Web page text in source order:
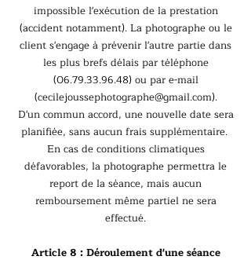
impossible l'exécution de la prestation
(accident notamment). La photographe ou le
client s'engage à prévenir l'autre partie dans
les plus brefs délais par téléphone
(06.79.33.96.48)ou par e-mail
(cecilejoussephotographe@gmail.com).
D'un commun accord, une nouvelle date sera
planifiée, sans aucun frais supplémentaire.
En cas de conditions climatiques
défavorables, la photographe permettra le
report de la séance, mais aucun
remboursement même partiel ne sera
effectué.
Article 8 : Déroulement d'une séance